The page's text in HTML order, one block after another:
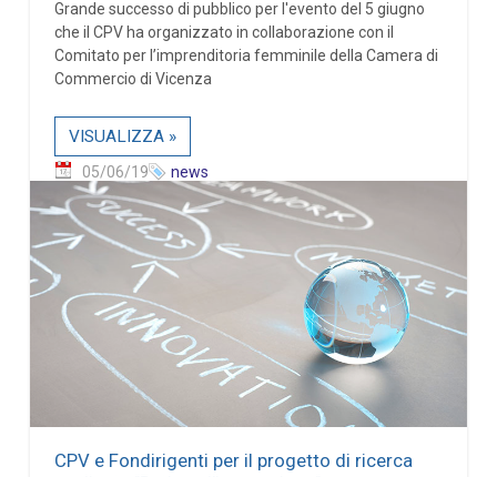
Grande successo di pubblico per l'evento del 5 giugno
che il CPV ha organizzato in collaborazione con il
Comitato per l’imprenditoria femminile della Camera di
Commercio di Vicenza
VISUALIZZA »
05/06/19 news
CPV e Fondirigenti per il progetto di ricerca